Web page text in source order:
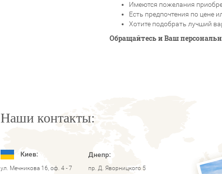
Имеются пожелания
Есть предпочтения по цене
Хотите подобрать лучший
Обращайтесь и Ваш
Наши контакты:
Киев:
ул. Мечникова 16, оф. 4 - 7
Днепр:
пр. Д. Яворницкого 5